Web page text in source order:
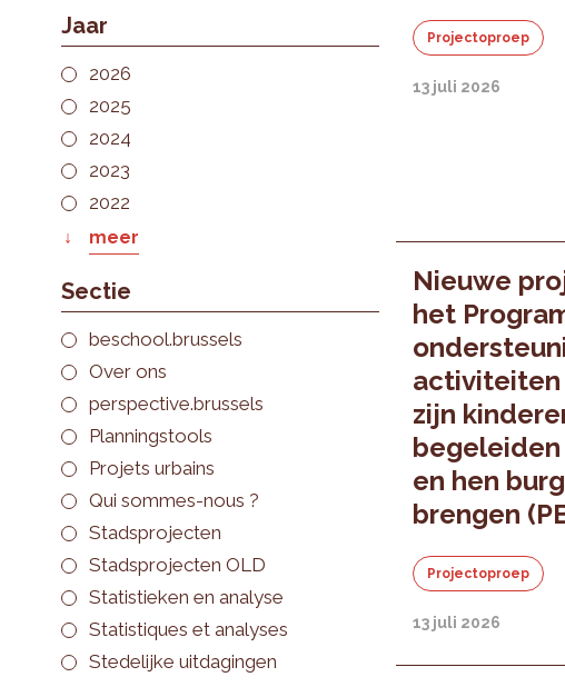
Jaar
2026
2025
2024
2023
2022
meer
Sectie
beschool.brussels
Over ons
perspective.brussels
Planningstools
Projets urbains
Qui sommes-nous ?
Stadsprojecten
Stadsprojecten OLD
Statistieken en analyse
Statistiques et analyses
Stedelijke uitdagingen
Projectoproep
13 juli 2026
Nieuwe
het
zijn
en hen
brengen
Projectoproep
13 juli 2026